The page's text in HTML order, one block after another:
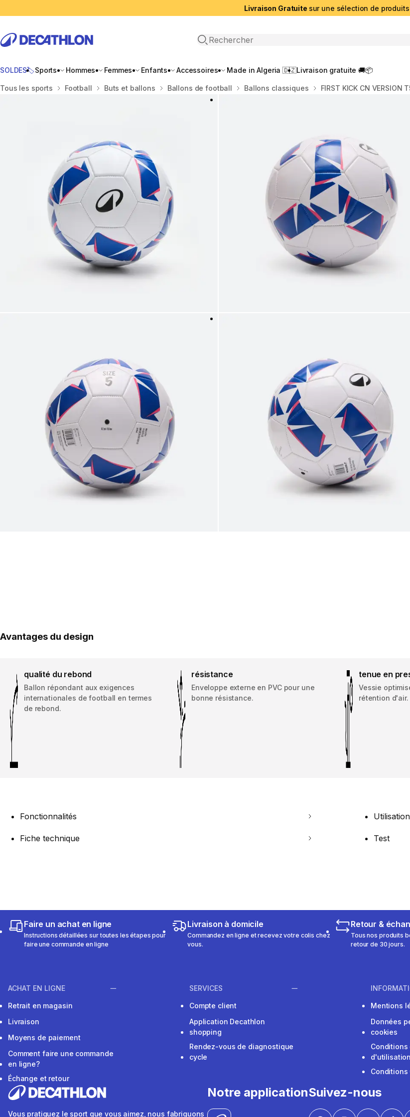
Livraison Gratuite sur une sélection de produits
Recherche ouverte
SOLDES🏷️Sports Hommes Femmes Enfants Accessoires Made in Algeria 🇩🇿Livraison gratuite 🚚📦
Accueil
Tous les sports Football Buts et ballons Ballons de football Ballons classiques FIRST KICK CN VERSION
Avantages du design
qualité du rebond
Ballon répondant aux exigences
internationales de football en termes
de rebond.
résistance
Enveloppe externe en PVC pour une
bonne résistance.
tenue en
Vessie
rétention d'air.
Fonctionnalités
Fiche technique Test
Faire un achat en ligne
Instructions détaillées sur toutes les étapes pour
faire une commande en ligne
Livraison à domicile
Commandez en ligne et recevez votre colis chez
vous.
Retour &
Tous nos produits
retour de 30 jours.
ACHAT EN LIGNE
Retrait en magasin
Livraison
Moyens de paiement
Comment faire une commande
en ligne?
Échange et retour
SERVICES
Compte client
Application Decathlon
shopping
Rendez-vous de diagnostique
cycle
Mentions
Données
cookies
Conditions
d'utilisation
Conditions
Vous pratiquez le sport que vous aimez, nous fabriquons
Notre applicationSuivez-nous